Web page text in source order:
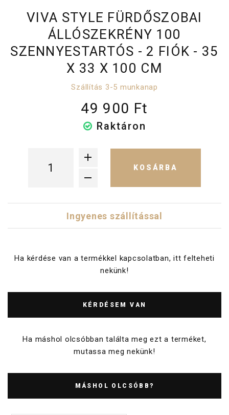
VIVA STYLE FÜRDŐSZOBAI
ÁLLÓSZEKRÉNY 100
SZENNYESTARTÓS - 2 FIÓK - 35
X 33 X 100 CM
Szállítás 3-5 munkanap
49 900 Ft
Raktáron
KOSÁRBA
Ingyenes szállítással
Ha kérdése van a termékkel kapcsolatban, itt felteheti
nekünk!
KÉRDÉSEM VAN
Ha máshol olcsóbban találta meg ezt a terméket,
mutassa meg nekünk!
MÁSHOL OLCSÓBB?